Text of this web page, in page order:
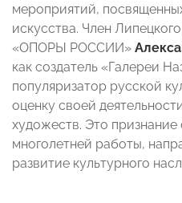
мероприятий,
искусства. Член
«ОПОРЫ РОССИИ»
как создатель «Галереи
популяризатор русской
оценку своей
художеств. Это признание
многолетней работы,
развитие культурного